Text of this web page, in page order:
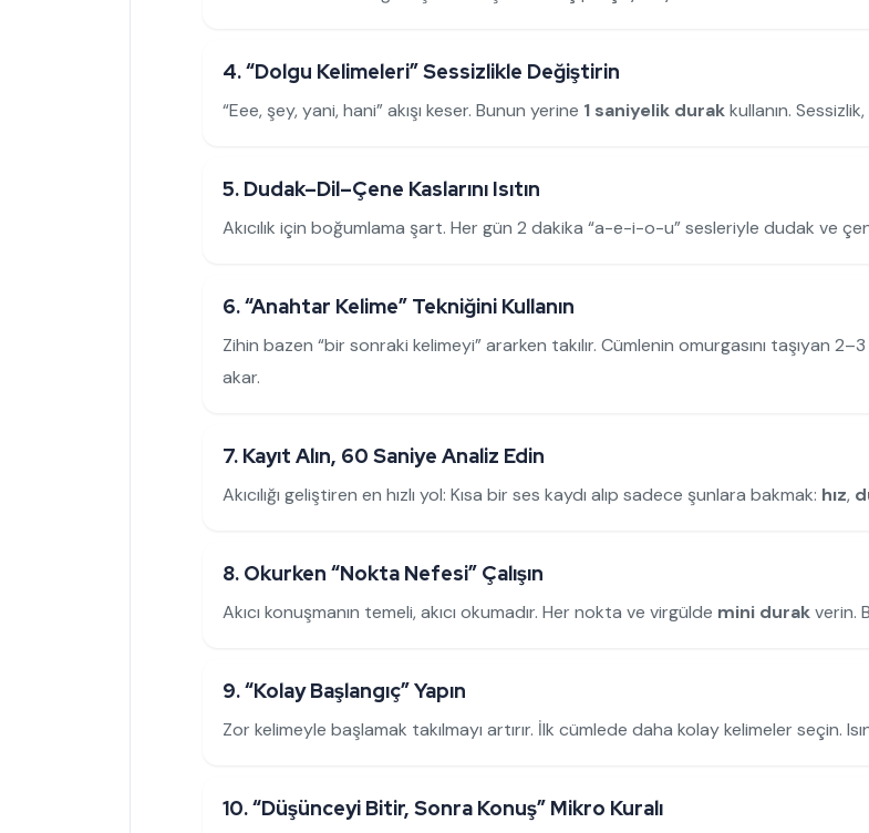
4. “Dolgu Kelimeleri” Sessizlikle Değiştirin
“Eee, şey, yani, hani” akışı keser. Bunun yerine 1 saniyelik durakkullanın.
5. Dudak–Dil–Çene Kaslarını Isıtın
Akıcılık için boğumlama şart. Her gün 2 dakika “a-e-i-o-u” sesleriyle dudak ve
6. “Anahtar Kelime” Tekniğini Kullanın
Zihin bazen “bir sonraki kelimeyi” ararken takılır. Cümlenin omurgasını taşıyan
akar.
7. Kayıt Alın, 60 Saniye Analiz Edin
Akıcılığı geliştiren en hızlı yol: Kısa bir ses kaydı alıp sadece şunlara bakmak: hız,
8. Okurken “Nokta Nefesi” Çalışın
Akıcı konuşmanın temeli, akıcı okumadır. Her nokta ve virgülde mini durakverin.
9. “Kolay Başlangıç” Yapın
Zor kelimeyle başlamak takılmayı artırır. İlk cümlede daha kolay kelimeler seçin.
10. “Düşünceyi Bitir, Sonra Konuş” Mikro Kuralı